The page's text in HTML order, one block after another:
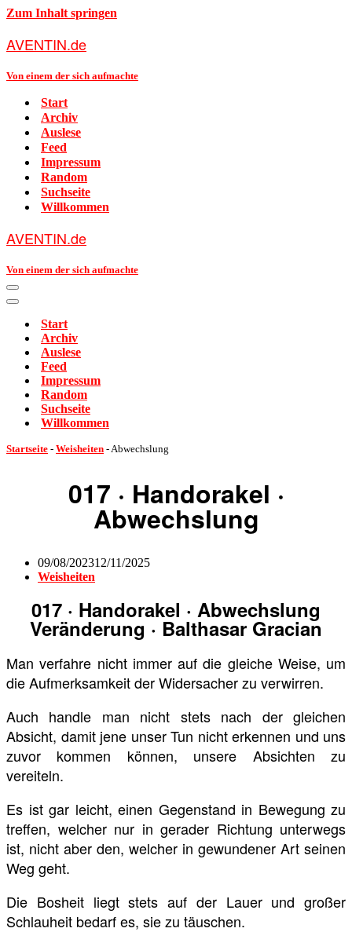
Zum Inhalt springen
AVENTIN.de
Von einem der sich aufmachte
Start
Archiv
Auslese
Feed
Impressum
Random
Suchseite
Willkommen
AVENTIN.de
Von einem der sich aufmachte
Navigationsmenü
Navigationsmenü
Start
Archiv
Auslese
Feed
Impressum
Random
Suchseite
Willkommen
Startseite - Weisheiten -Abwechslung
017 · Handorakel ·
Abwechslung
09/08/202312/11/2025
Weisheiten
017 · Handorakel · Abwechslung
Veränderung · Balthasar Gracian
Man verfahre nicht immer auf die gleiche Weise, um
die Aufmerksamkeit der Widersacher zu verwirren.
Auch handle man nicht stets nach der gleichen
Absicht, damit jene unser Tun nicht erkennen und uns
zuvor kommen können, unsere Absichten zu
vereiteln.
Es ist gar leicht, einen Gegenstand in Bewegung zu
treffen, welcher nur in gerader Richtung unterwegs
ist, nicht aber den, welcher in gewundener Art seinen
Weg geht.
Die Bosheit liegt stets auf der Lauer und großer
Schlauheit bedarf es, sie zu täuschen.